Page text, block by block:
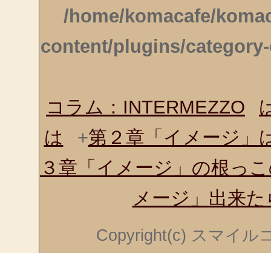
/home/komacafe/
content/plugins/
コラム：INTERMEZZO
は
+第２章「イメージ」
３章「イメージ」の根っ
メージ」出来
Copyright(c) スマイル